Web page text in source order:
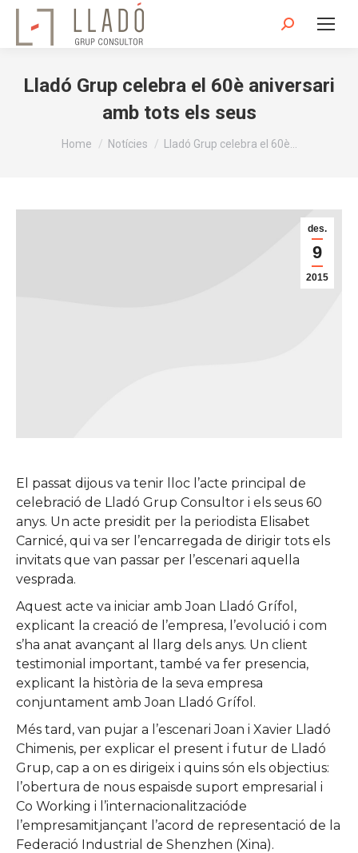
Search:
Lladó Grup celebra el 60è aniversari
amb tots els seus
You are here:
Home Notícies Lladó Grup celebra el 60è…
des.
9
2015
El passat dijous va tenir lloc l’acte principal de
celebració de Lladó Grup Consultor i els seus 60
anys. Un acte presidit per la periodista Elisabet
Carnicé, qui va ser l’encarregada de dirigir tots els
invitats que van passar per l’escenari aquella
vesprada.
Aquest acte va iniciar amb Joan Lladó Grífol,
explicant la creació de l’empresa, l’evolució i com
s’ha anat avançant al llarg dels anys. Un client
testimonial important, també va fer presencia,
explicant la història de la seva empresa
conjuntament amb Joan Lladó Grífol.
Més tard, van pujar a l’escenari Joan i Xavier Lladó
Chimenis, per explicar el present i futur de Lladó
Grup, cap a on es dirigeix i quins són els objectius:
l’obertura de nous espaisde suport empresarial i
Co Working i l’internacionalitzacióde
l’empresamitjançant l’acord de representació de la
Federació Industrial de Shenzhen (Xina).